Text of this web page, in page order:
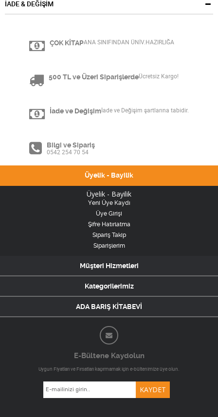
İADE & DEĞİŞİM
ÇOK KİTAPANA SINIFINDAN ÜNİV.HAZIRLIĞA
500 TL ve Üzeri SiparişlerdeÜcretsiz Kargo!
İade ve Değişim İade ve Değişim şartlarına tabidir.
Bilgi ve Sipariş
0542 254 70 54
Üyelik - Bayilik
Üyelik - Bayilik
Yeni Üye Kaydı
Üye Girişi
Şifre Hatırlatma
Sipariş Takip
Siparişlerim
Müşteri Hizmetleri
Kategorilerimiz
ADA BARIŞ KİTABEVİ
E-Bültene Kaydolun
Uygun Fiyatları ve Fırsatları kaçırmamak için e-bültenimize üye olun.